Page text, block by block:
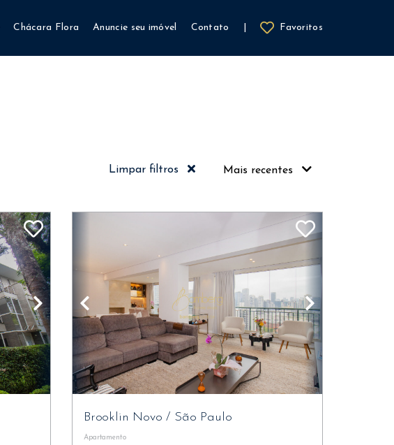
Chácara Flora Anuncie seu imóvel Contato Favoritos
Limpar filtros Mais recentes
Brooklin Novo/ São Paulo
Apartamento